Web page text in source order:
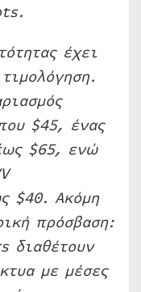
έχει
$45, ένας
$65, ενώ
$40. Ακόμη
πρόσβαση:
με μέσες